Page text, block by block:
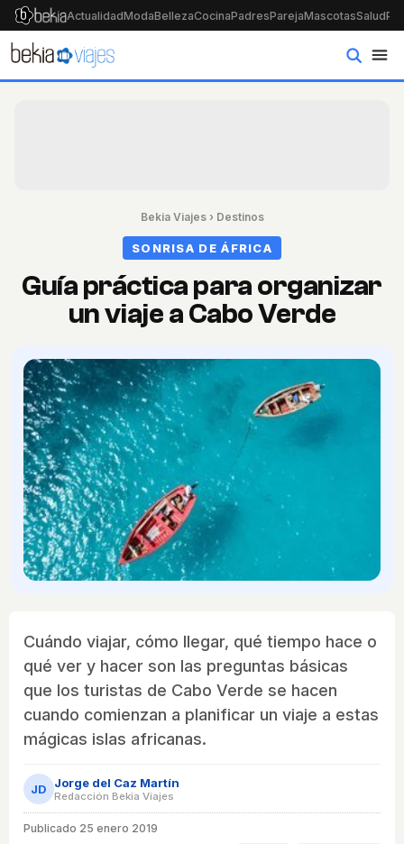
ActualidadModaBellezaCocinaPadresParejaMascotasSalud
Bekia Viajes› Destinos
SONRISA DE ÁFRICA
Guía práctica para organizar
un viaje a Cabo Verde
Cuándo viajar, cómo llegar, qué tiempo hace o
qué ver y hacer son las preguntas básicas
que los turistas de Cabo Verde se hacen
cuando comienzan a planificar un viaje a estas
mágicas islas africanas.
JD Jorge del Caz Martín
Redacción Bekia Viajes
Publicado 25 enero 2019